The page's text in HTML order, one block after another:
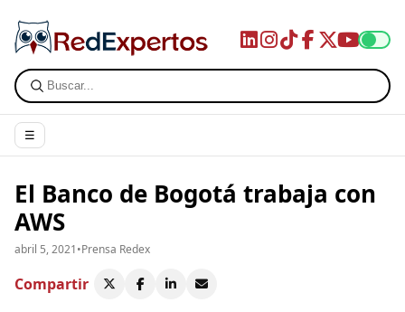
☰
El Banco de Bogotá trabaja con
AWS
abril 5, 2021•Prensa Redex
Compartir